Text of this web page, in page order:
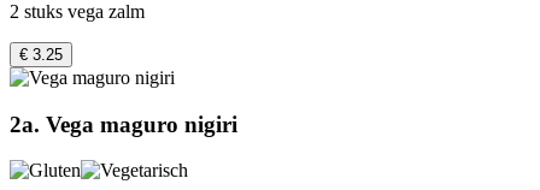
2 stuks vega zalm
€ 3.25
2a. Vega maguro nigiri